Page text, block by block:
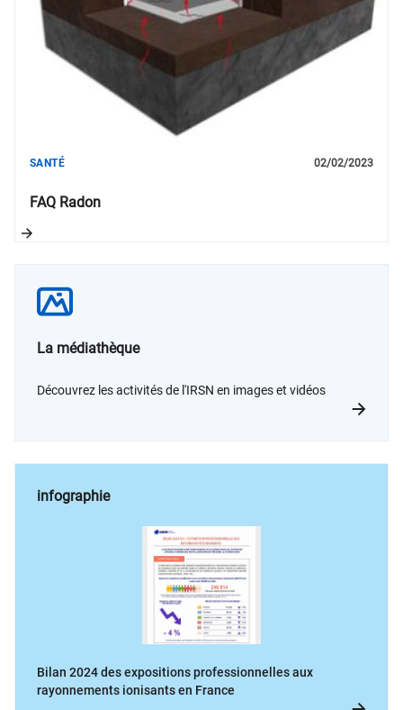
FAQ Radon
SANTÉ 02/02/2023
La médiathèque
Découvrez les activités de l'IRSN en images et vidéos
infographie
Bilan 2024 des expositions professionnelles aux
rayonnements ionisants en France